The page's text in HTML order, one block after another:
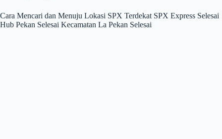
Cara Mencari dan Menuju Lokasi SPX Terdekat SPX Express Selesai
Hub Pekan Selesai Kecamatan La Pekan Selesai